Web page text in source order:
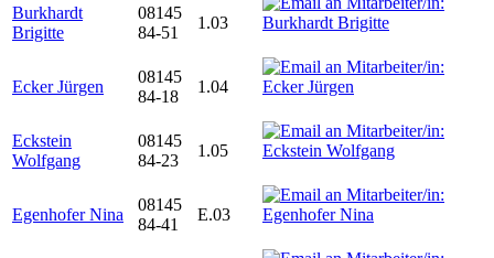
Burkhardt
Brigitte
08145
84-51
1.03
Ecker Jürgen
08145
84-18
1.04
Eckstein
Wolfgang
08145
84-23
1.05
Egenhofer Nina
08145
84-41
E.03